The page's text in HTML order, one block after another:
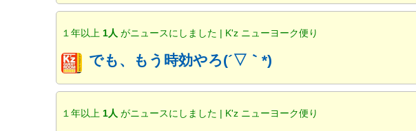
１年以上1人がニュースにしました | K'z ニューヨーク便り
でも、もう時効やろ(´▽｀*)
１年以上 1人がニュースにしました | K'z ニューヨーク便り